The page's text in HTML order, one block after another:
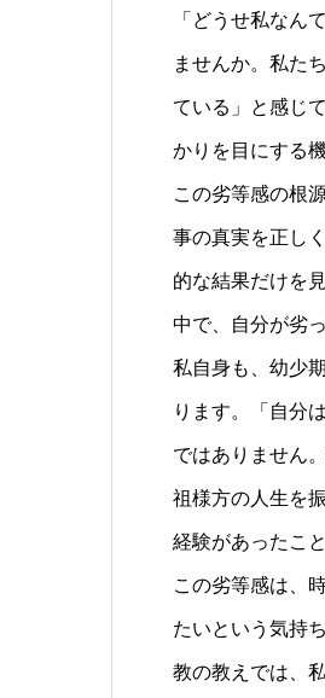
「どうせ私なん
ませんか。私た
ている」と感じ
かりを目にする
この劣等感の根
事の真実を正し
的な結果だけを
中で、自分が劣
私自身も、幼少
ります。「自分
ではありません
祖様方の人生を
経験があったこ
この劣等感は、
たいという気持
教の教えでは、